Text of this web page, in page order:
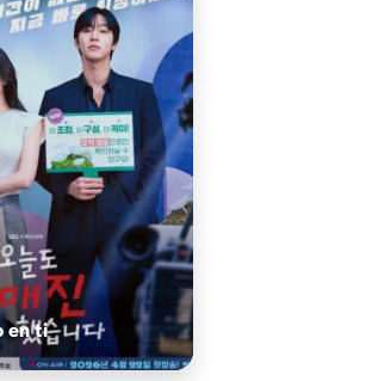
en ti